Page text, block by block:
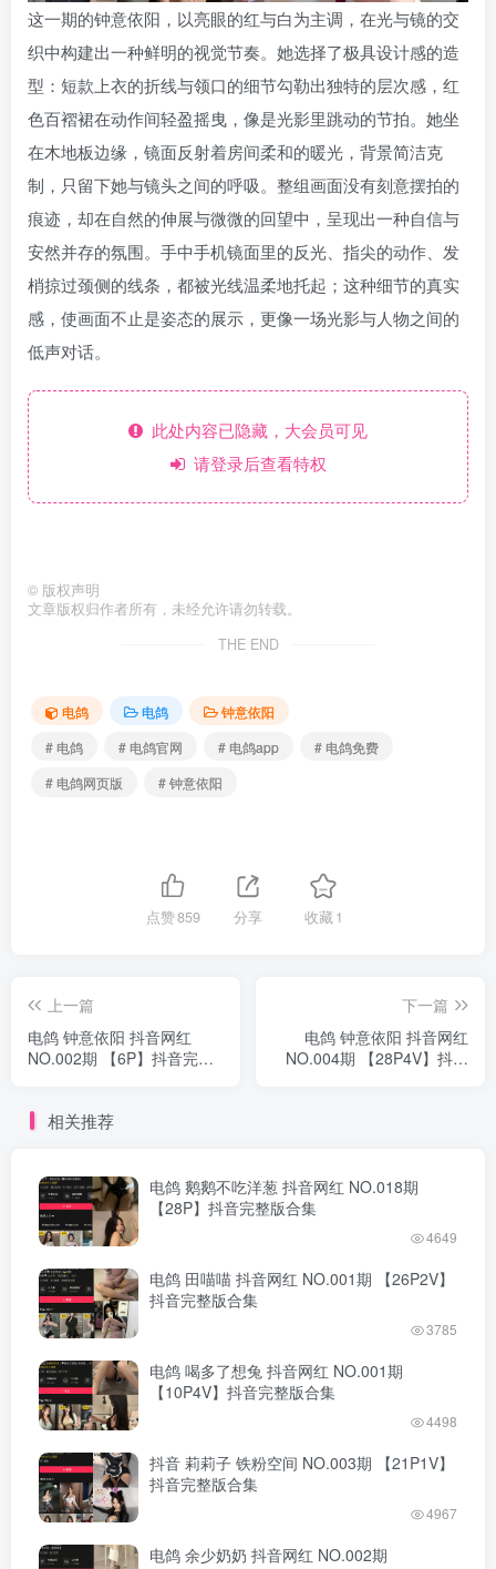
这一期的钟意依阳，以亮眼的红与白为主调，在光与镜的交
织中构建出一种鲜明的视觉节奏。她选择了极具设计感的造
型：短款上衣的折线与领口的细节勾勒出独特的层次感，红
色百褶裙在动作间轻盈摇曳，像是光影里跳动的节拍。她坐
在木地板边缘，镜面反射着房间柔和的暖光，背景简洁克
制，只留下她与镜头之间的呼吸。整组画面没有刻意摆拍的
痕迹，却在自然的伸展与微微的回望中，呈现出一种自信与
安然并存的氛围。手中手机镜面里的反光、指尖的动作、发
梢掠过颈侧的线条，都被光线温柔地托起；这种细节的真实
感，使画面不止是姿态的展示，更像一场光影与人物之间的
低声对话。
此处内容已隐藏，大会员可见
请登录后查看特权
© 版权声明
文章版权归作者所有，未经允许请勿转载。
THE END
电鸽 电鸽
钟意依阳
# 电鸽
# 电鸽官网 # 电鸽app
# 电鸽免费
# 电鸽网页版
# 钟意依阳
点赞859 分享 收藏1
上一篇
电鸽 钟意依阳 抖音网红
NO.002期 【6P】抖音完整
下一篇
电鸽 钟意依阳 抖音网红
NO.004期 【28P4V】抖音
相关推荐
电鸽 鹅鹅不吃洋葱 抖音网红 NO.018期
【28P】抖音完整版合集
4649
电鸽 田喵喵 抖音网红 NO.001期 【26P2V】
抖音完整版合集
3785
电鸽 喝多了想兔 抖音网红 NO.001期
【10P4V】抖音完整版合集
4498
抖音 莉莉子 铁粉空间 NO.003期 【21P1V】
抖音完整版合集
4967
电鸽 余少奶奶 抖音网红 NO.002期